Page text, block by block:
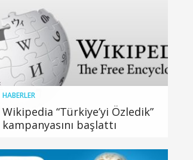
HABERLER
Wikipedia “Türkiye’yi Özledik”
kampanyasını başlattı